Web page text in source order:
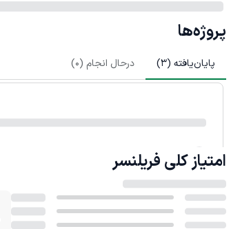
پروژه‌ها
پایان‌یافته (3
) درحال انجام (0
)
امتیاز کلی فریلنسر